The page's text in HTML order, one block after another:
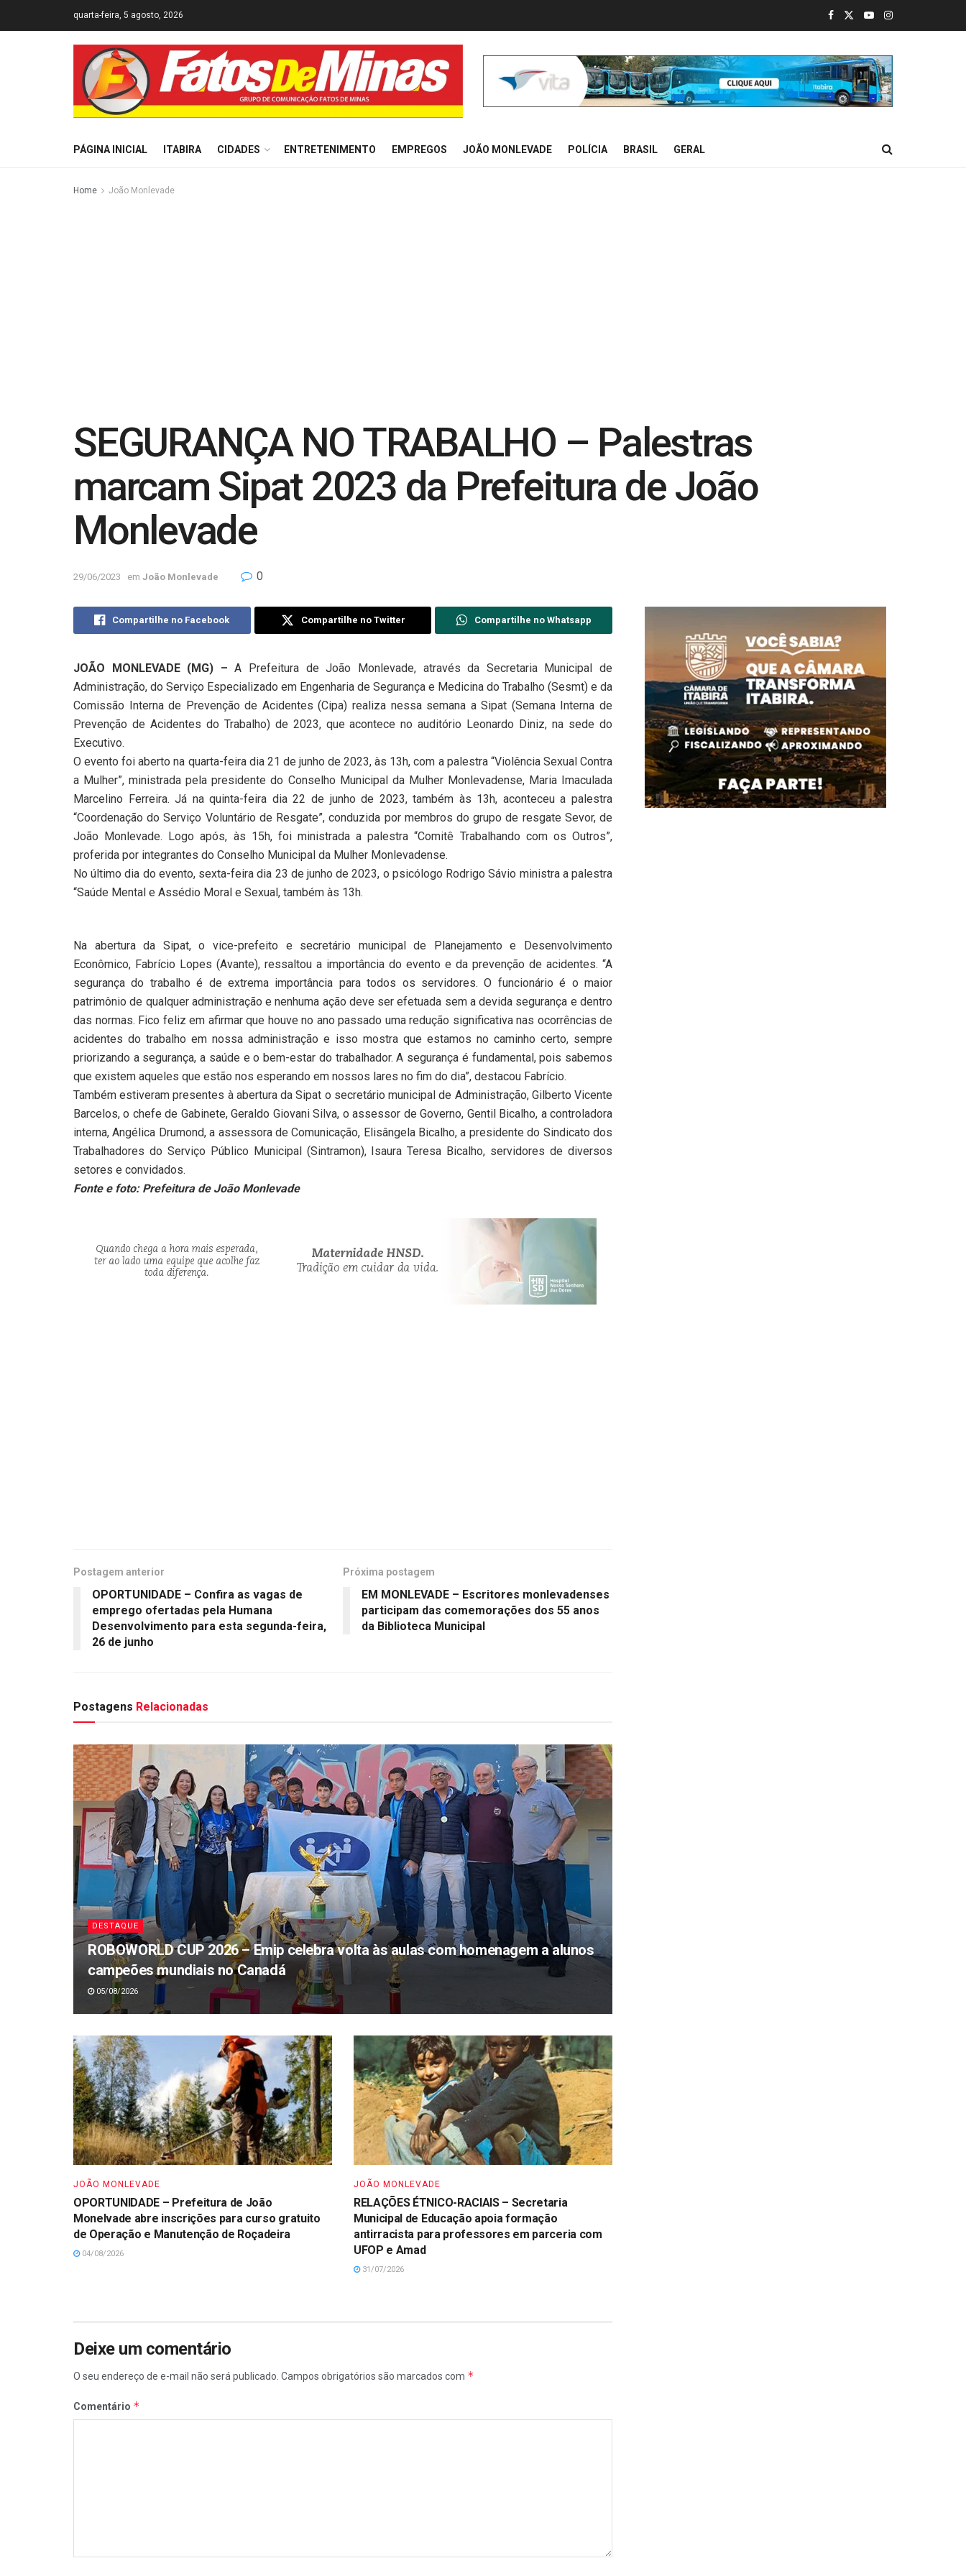
quarta-feira, 5 agosto, 2026
PÁGINA INICIAL ITABIRA CIDADES ENTRETENIMENTO EMPREGOS JOÃO MONLEVADE POLÍCIA BRASIL GERAL
Home João Monlevade
SEGURANÇA NO TRABALHO – Palestras
marcam Sipat 2023 da Prefeitura de João
Monlevade
29/06/2023 em João Monlevade 0
Compartilhe no Facebook Compartilhe no Twitter Compartilhe no Whatsapp
JOÃO MONLEVADE (MG) – A Prefeitura de João Monlevade, através da Secretaria Municipal de
Administração, do Serviço Especializado em Engenharia de Segurança e Medicina do Trabalho (Sesmt) e da
Comissão Interna de Prevenção de Acidentes (Cipa) realiza nessa semana a Sipat (Semana Interna de
Prevenção de Acidentes do Trabalho) de 2023, que acontece no auditório Leonardo Diniz, na sede do
Executivo.
O evento foi aberto na quarta-feira dia 21 de junho de 2023, às 13h, com a palestra “Violência Sexual Contra
a Mulher”, ministrada pela presidente do Conselho Municipal da Mulher Monlevadense, Maria Imaculada
Marcelino Ferreira. Já na quinta-feira dia 22 de junho de 2023, também às 13h, aconteceu a palestra
“Coordenação do Serviço Voluntário de Resgate”, conduzida por membros do grupo de resgate Sevor, de
João Monlevade. Logo após, às 15h, foi ministrada a palestra “Comitê Trabalhando com os Outros”,
proferida por integrantes do Conselho Municipal da Mulher Monlevadense.
No último dia do evento, sexta-feira dia 23 de junho de 2023, o psicólogo Rodrigo Sávio ministra a palestra
“Saúde Mental e Assédio Moral e Sexual, também às 13h.
Na abertura da Sipat, o vice-prefeito e secretário municipal de Planejamento e Desenvolvimento
Econômico, Fabrício Lopes (Avante), ressaltou a importância do evento e da prevenção de acidentes. “A
segurança do trabalho é de extrema importância para todos os servidores. O funcionário é o maior
patrimônio de qualquer administração e nenhuma ação deve ser efetuada sem a devida segurança e dentro
das normas. Fico feliz em afirmar que houve no ano passado uma redução significativa nas ocorrências de
acidentes do trabalho em nossa administração e isso mostra que estamos no caminho certo, sempre
priorizando a segurança, a saúde e o bem-estar do trabalhador. A segurança é fundamental, pois sabemos
que existem aqueles que estão nos esperando em nossos lares no fim do dia”, destacou Fabrício.
Também estiveram presentes à abertura da Sipat o secretário municipal de Administração, Gilberto Vicente
Barcelos, o chefe de Gabinete, Geraldo Giovani Silva, o assessor de Governo, Gentil Bicalho, a controladora
interna, Angélica Drumond, a assessora de Comunicação, Elisângela Bicalho, a presidente do Sindicato dos
Trabalhadores do Serviço Público Municipal (Sintramon), Isaura Teresa Bicalho, servidores de diversos
setores e convidados.
Fonte e foto: Prefeitura de João Monlevade
Postagem anterior
OPORTUNIDADE – Confira as vagas de
emprego ofertadas pela Humana
Desenvolvimento para esta segunda-feira,
26 de junho
Próxima postagem
EM MONLEVADE – Escritores monlevadenses
participam das comemorações dos 55 anos
da Biblioteca Municipal
Postagens Relacionadas
DESTAQUE
ROBOWORLD CUP 2026 – Emip celebra volta às aulas com homenagem a alunos
campeões mundiais no Canadá
05/08/2026
JOÃO MONLEVADE
OPORTUNIDADE – Prefeitura de João
Monelvade abre inscrições para curso gratuito
de Operação e Manutenção de Roçadeira
04/08/2026
JOÃO MONLEVADE
RELAÇÕES ÉTNICO-RACIAIS – Secretaria
Municipal de Educação apoia formação
antirracista para professores em parceria com
UFOP e Amad
31/07/2026
Deixe um comentário
O seu endereço de e-mail não será publicado. Campos obrigatórios são marcados com *
Comentário *